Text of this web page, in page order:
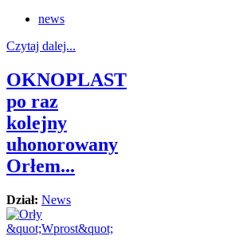
news
Czytaj dalej...
OKNOPLAST
po raz
kolejny
uhonorowany
Orłem...
Dział: News